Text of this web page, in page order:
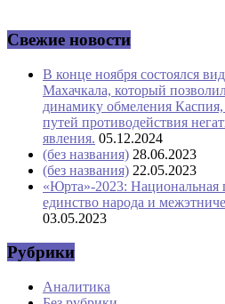
Свежие новости
В конце ноября состоялся
Махачкала, который
динамику обмеления
путей противодействия
явления. 05.12.2024
(без названия) 28.06.2023
(без названия) 22.05.2023
«Юрта»-2023: Национальная
единство народа и
03.05.2023
Рубрики
Аналитика